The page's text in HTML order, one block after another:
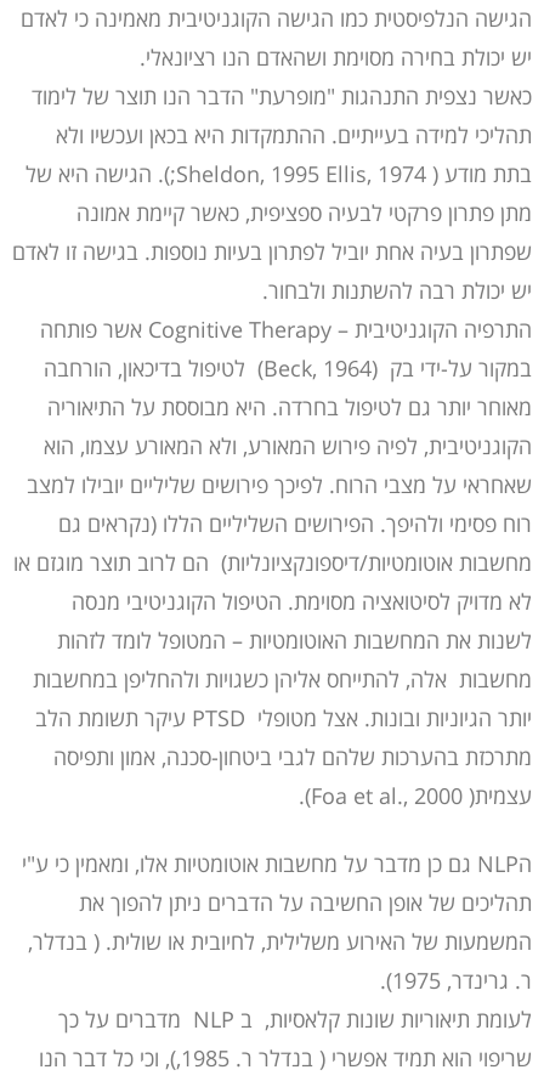
הגישה הנלפיסטית כמו הגישה הקוגניטיבית מאמינה כי לאדם
יש יכולת בחירה מסוימת ושהאדם הנו רציונאלי.
כאשר נצפית התנהגות "מופרעת" הדבר הנו תוצר של לימוד
תהליכי למידה בעייתיים. ההתמקדות היא בכאן ועכשיו ולא
בתת מודע ( Sheldon, 1995 Ellis, 1974;). הגישה היא של
מתן פתרון פרקטי לבעיה ספציפית, כאשר קיימת אמונה
שפתרון בעיה אחת יוביל לפתרון בעיות נוספות. בגישה זו לאדם
יש יכולת רבה להשתנות ולבחור.
התרפיה הקוגניטיבית – Cognitive Therapy אשר פותחה
במקור על-ידי בק (Beck, 1964) לטיפול בדיכאון, הורחבה
מאוחר יותר גם לטיפול בחרדה. היא מבוססת על התיאוריה
הקוגניטיבית, לפיה פירוש המאורע, ולא המאורע עצמו, הוא
שאחראי על מצבי הרוח. לפיכך פירושים שליליים יובילו למצב
רוח פסימי ולהיפך. הפירושים השליליים הללו (נקראים גם
מחשבות אוטומטיות/דיספונקציונליות) הם לרוב תוצר מוגזם או
לא מדויק לסיטואציה מסוימת. הטיפול הקוגניטיבי מנסה
לשנות את המחשבות האוטומטיות – המטופל לומד לזהות
מחשבות אלה, להתייחס אליהן כשגויות ולהחליפן במחשבות
יותר הגיוניות ובונות. אצל מטופלי PTSD עיקר תשומת הלב
מתרכזת בהערכות שלהם לגבי ביטחון-סכנה, אמון ותפיסה
עצמית( Foa et al., 2000).
הNLP גם כן מדבר על מחשבות אוטומטיות אלו, ומאמין כי ע"י
תהליכים של אופן החשיבה על הדברים ניתן להפוך את
המשמעות של האירוע משלילית, לחיובית או שולית. ( בנדלר,
ר. גרינדר, 1975).
לעומת תיאוריות שונות קלאסיות, ב NLP מדברים על כך
שריפוי הוא תמיד אפשרי ( בנדלר ר. 1985,), וכי כל דבר הנו